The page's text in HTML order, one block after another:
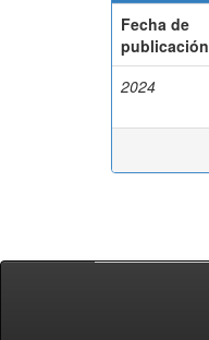
Fecha de
publicación
2024